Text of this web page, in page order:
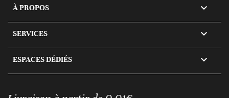
À PROPOS 
SERVICES 
ESPACES DÉDIÉS 